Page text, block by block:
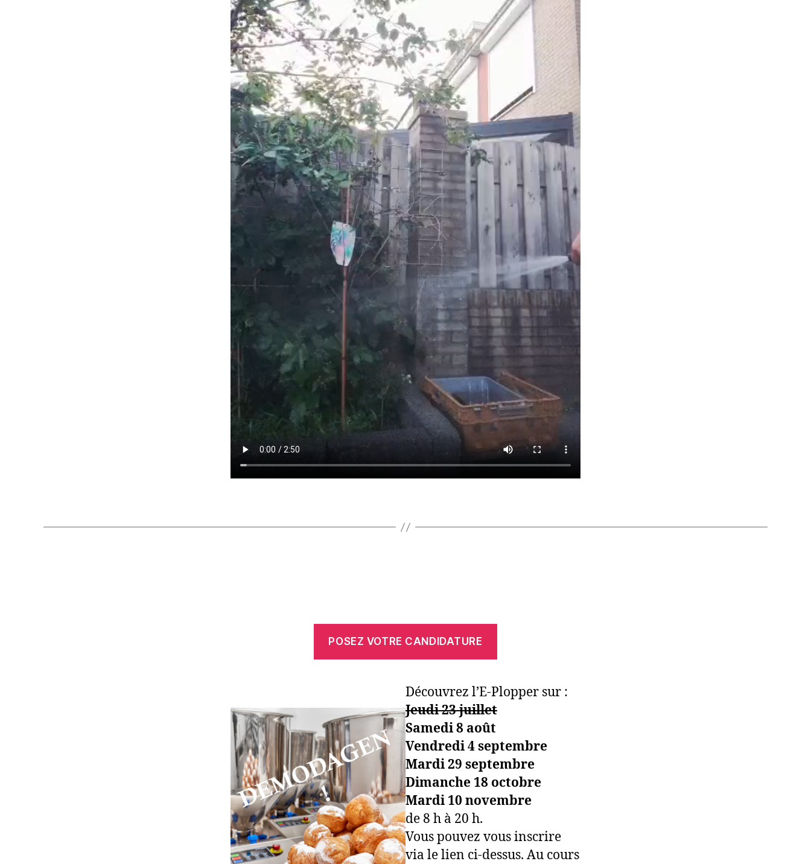
POSEZ VOTRE CANDIDATURE
Découvrez l’E-Plopper sur :
Jeudi 23 juillet
Samedi 8 août
Vendredi 4 septembre
Mardi 29 septembre
Dimanche 18 octobre
Mardi 10 novembre
de 8 h à 20 h.
Vous pouvez vous inscrire
via le lien ci-dessus. Au cours